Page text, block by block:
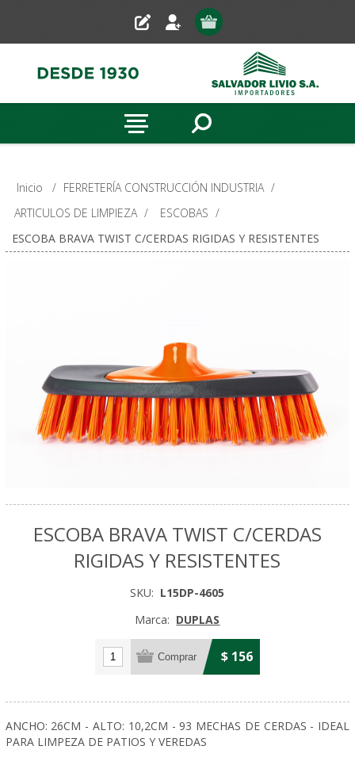
Inicio / FERRETERÍA CONSTRUCCIÓN INDUSTRIA /
ARTICULOS DE LIMPIEZA / ESCOBAS /
ESCOBA BRAVA TWIST C/CERDAS RIGIDAS Y RESISTENTES
ESCOBA BRAVA TWIST C/CERDAS
RIGIDAS Y RESISTENTES
SKU: L15DP-4605
Marca: DUPLAS
$ 156
ANCHO: 26CM - ALTO: 10,2CM - 93 MECHAS DE CERDAS - IDEAL
PARA LIMPEZA DE PATIOS Y VEREDAS